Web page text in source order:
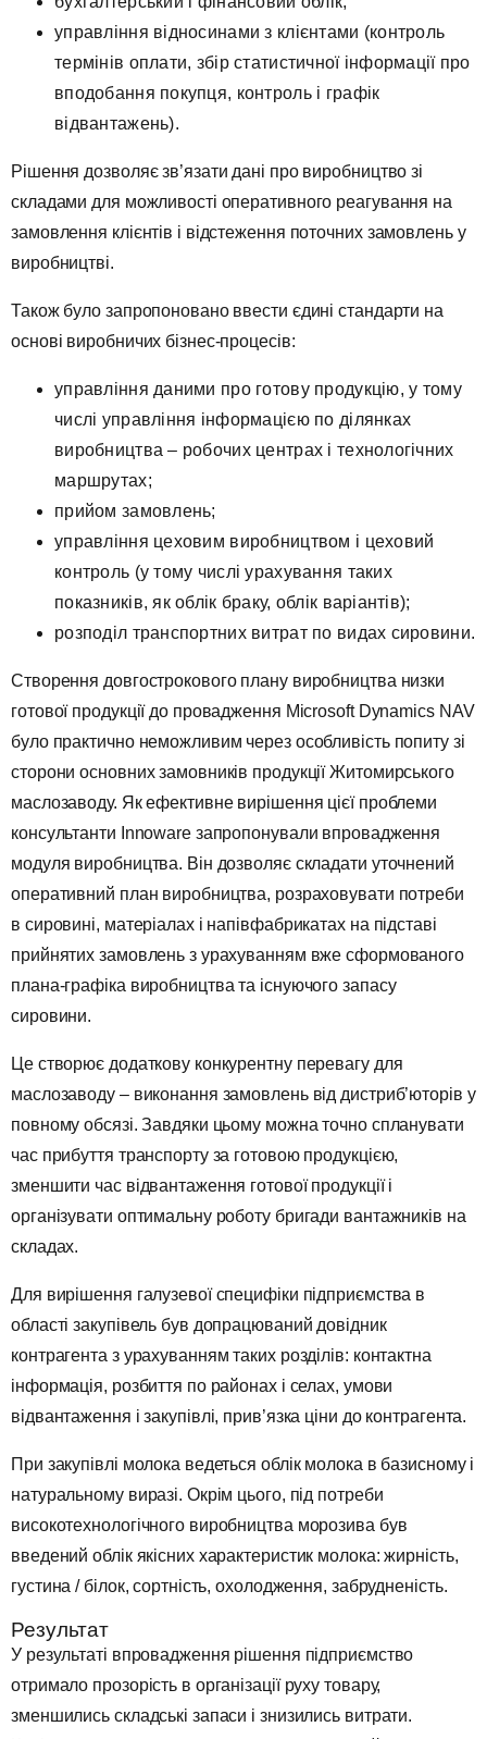
управління відносинами з клієнтами (контроль
термінів оплати, збір статистичної інформації про
вподобання покупця, контроль і графік
відвантажень).
Рішення дозволяє зв’язати дані про виробництво зі
складами для можливості оперативного реагування на
замовлення клієнтів і відстеження поточних замовлень у
виробництві.
Також було запропоновано ввести єдині стандарти на
основі виробничих бізнес-процесів:
управління даними про готову продукцію, у тому
числі управління інформацією по ділянках
виробництва – робочих центрах і технологічних
маршрутах;
прийом замовлень;
управління цеховим виробництвом і цеховий
контроль (у тому числі урахування таких
показників, як облік браку, облік варіантів);
розподіл транспортних витрат по видах сировини.
Створення довгострокового плану виробництва низки
готової продукції до провадження Mіcrosoft Dynamіcs NAV
було практично неможливим через особливість попиту зі
сторони основних замовників продукції Житомирського
маслозаводу. Як ефективне вирішення цієї проблеми
консультанти Innoware запропонували впровадження
модуля виробництва. Він дозволяє складати уточнений
оперативний план виробництва, розраховувати потреби
в сировині, матеріалах і напівфабрикатах на підставі
прийнятих замовлень з урахуванням вже сформованого
плана-графіка виробництва та існуючого запасу
сировини.
Це створює додаткову конкурентну перевагу для
маслозаводу – виконання замовлень від дистриб’юторів у
повному обсязі. Завдяки цьому можна точно спланувати
час прибуття транспорту за готовою продукцією,
зменшити час відвантаження готової продукції і
організувати оптимальну роботу бригади вантажників на
складах.
Для вирішення галузевої специфіки підприємства в
області закупівель був допрацюваний довідник
контрагента з урахуванням таких розділів: контактна
інформація, розбиття по районах і селах, умови
відвантаження і закупівлі, прив’язка ціни до контрагента.
При закупівлі молока ведеться облік молока в базисному і
натуральному виразі. Окрім цього, під потреби
високотехнологічного виробництва морозива був
введений облік якісних характеристик молока: жирність,
густина / білок, сортність, охолодження, забрудненість.
Результат
У результаті впровадження рішення підприємство
отримало прозорість в організації руху товару,
зменшились складські запаси і знизились витрати.